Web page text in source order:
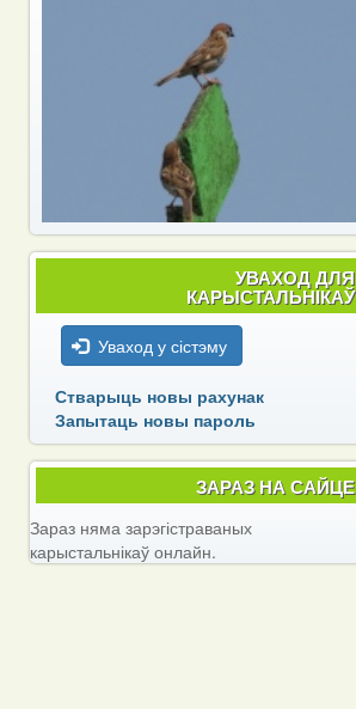
УВАХОД ДЛЯ
КАРЫСТАЛЬНІКАЎ
Уваход у сістэму
Стварыць новы рахунак
Запытаць новы пароль
ЗАРАЗ НА САЙЦЕ
Зараз няма зарэгістраваных
карыстальнікаў онлайн.